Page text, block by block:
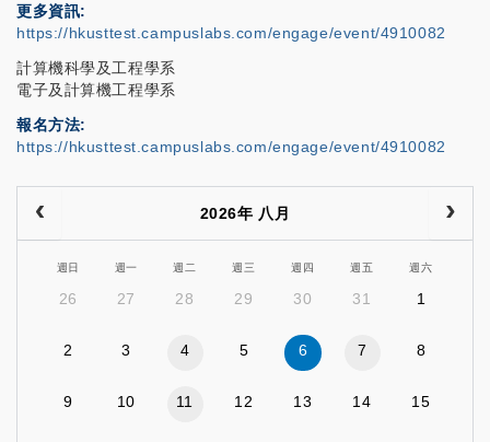
更多資訊
https://hkusttest.campuslabs.com/engage/event/4910082
計算機科學及工程學系
電子及計算機工程學系
報名方法
https://hkusttest.campuslabs.com/engage/event/4910082
2026年 八月
週日 週一 週二 週三 週四 週五 週六
26 27 28 29 30 31 1
2 3 4 5 6 7 8
9 10 11 12 13 14 15